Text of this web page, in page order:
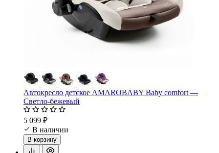
Автокресло детское AMAROBABY Baby comfort —
Светло-бежевый
5 099 ₽
В наличии
В корзину